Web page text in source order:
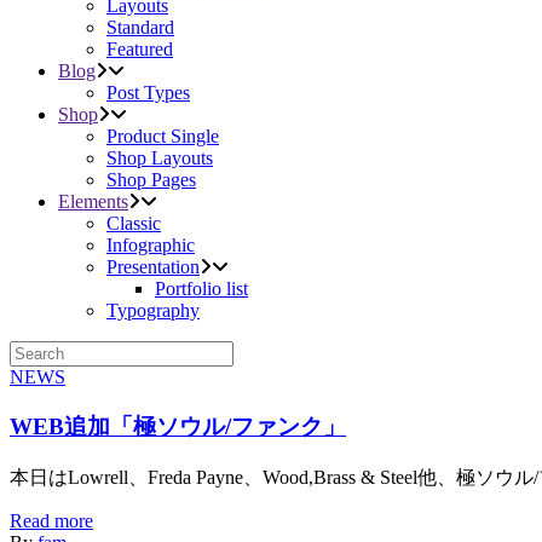
Layouts
Standard
Featured
Blog
Post Types
Shop
Product Single
Shop Layouts
Shop Pages
Elements
Classic
Infographic
Presentation
Portfolio list
Typography
NEWS
WEB追加「極ソウル/ファンク」
本日はLowrell、Freda Payne、Wood,Brass & Steel他、極ソウ
Read more